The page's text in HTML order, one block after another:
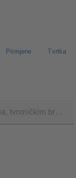
Primjene Tvrtka